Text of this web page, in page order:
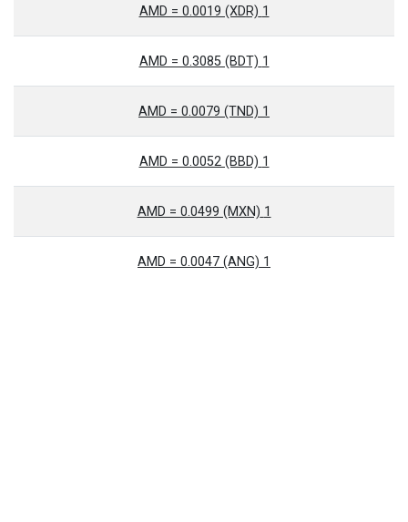
1 AMD = 0.0019 (XDR)
1 AMD = 0.3085 (BDT)
1 AMD = 0.0079 (TND)
1 AMD = 0.0052 (BBD)
1 AMD = 0.0499 (MXN)
1 AMD = 0.0047 (ANG)